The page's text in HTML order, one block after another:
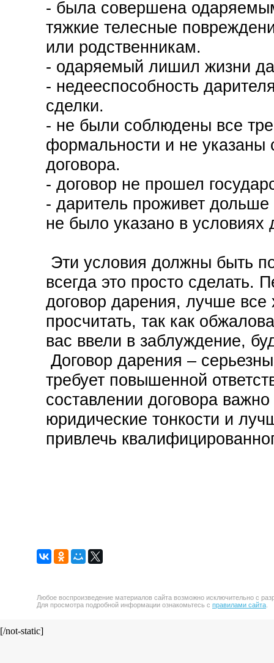
- была совершена
тяжкие телесные
или родственникам.
- одаряемый лишил жизни
- недееспособность
сделки.
- не были соблюдены все
формальности и не указаны
договора.
- договор не прошел
- даритель проживет
не было указано в условиях
Эти условия должны быть
всегда это просто сделать.
договор дарения, лучше
просчитать, так как
вас ввели в заблуждение,
Договор дарения –
требует повышенной
составлении договора
юридические тонкости и
привлечь
Любое воспроизведение материалов сайта возможно исключительно с
Для просмотра подробной информации ознакомьтесь с правилами сайта
[/not-static]